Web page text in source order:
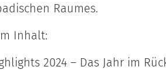
Raumes.
Inhalt:
2024 – Das Jahr im